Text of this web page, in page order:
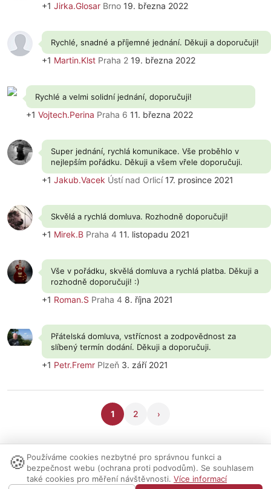
+1 Jirka.Glosar Brno 19. března 2022
Rychlé, snadné a příjemné jednání. Děkuji a doporučuji!
+1 Martin.Klst Praha 2 19. března 2022
Rychlé a velmi solidní jednání, doporučuji!
+1 Vojtech.Perina Praha 6 11. března 2022
Super jednání, rychlá komunikace. Vše proběhlo v
nejlepším pořádku. Děkuji a všem vřele doporučuji.
+1 Jakub.Vacek Ústí nad Orlicí17. prosince 2021
Skvělá a rychlá domluva. Rozhodně doporučuji!
+1 Mirek.B Praha 4 11. listopadu 2021
Vše v pořádku, skvělá domluva a rychlá platba. Děkuji a
rozhodně doporučuji! :)
+1 Roman.S Praha 4 8. října 2021
Přátelská domluva, vstřícnost a zodpovědnost za
slíbený termín dodání. Děkuji a doporučuji.
+1 Petr.Fremr Plzeň 3. září 2021
1 2 ›
Nastavení cookies | Vzhled:světlý tmavý | Kontakt
© 1999-2026 AUDIO PARTNER s.r.o.
🍪 Používáme cookies nezbytné pro správnou funkci a
bezpečnost webu (ochrana proti podvodům). Se souhlasem
také cookies pro měření návštěvnosti. Více informací